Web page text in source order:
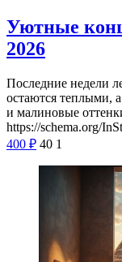
Уютные
2026
Последние недели
остаются теплыми,
и малиновые
https://schema.org/
400 ₽ 40 1